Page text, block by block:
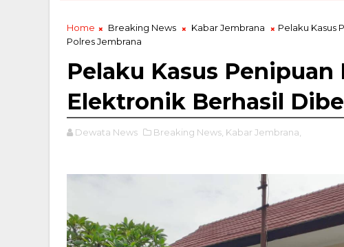
Home Breaking News Kabar Jembrana
Pelaku Kasus
Polres Jembrana
Pelaku Kasus Penipuan
Elektronik Berhasil
Dewata News Breaking News, Kabar Jembrana,